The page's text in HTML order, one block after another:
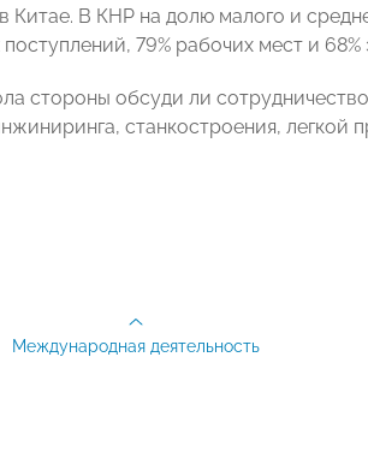
В КНР на долю малого и
79% рабочих мест и 68%
стороны обсуди ли
станкостроения, легкой
Международная деятельность